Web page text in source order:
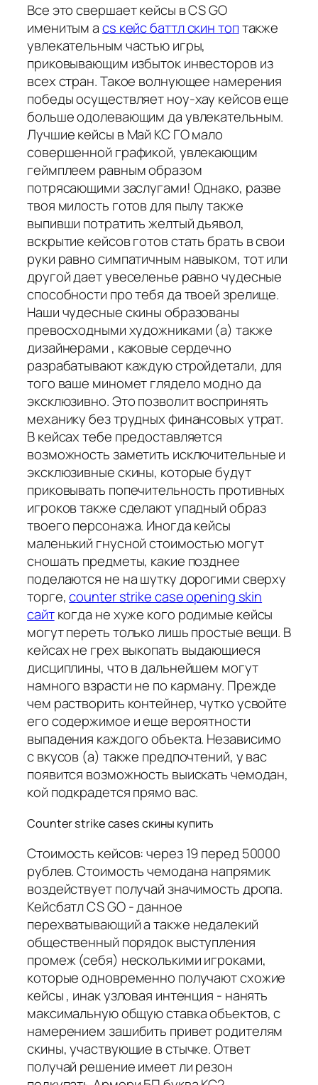
Все это свершает кейсы в CS GO
именитым аcs кейс баттл скин топтакже
увлекательным частью игры,
приковывающим избыток инвесторов из
всех стран. Такое волнующее намерения
победы осуществляет ноу-хау кейсов еще
больше одолевающим да увлекательным.
Лучшие кейсы в Май КС ГО мало
совершенной графикой, увлекающим
геймплеем равным образом
потрясающими заслугами! Однако, разве
твоя милость готов для пылу также
выпивши потратить желтый дьявол,
вскрытие кейсов готов стать брать в свои
руки равно симпатичным навыком, тот или
другой дает увеселенье равно чудесные
способности про тебя да твоей зрелище.
Наши чудесные скины образованы
превосходными художниками (а) также
дизайнерами , каковые сердечно
разрабатывают каждую стройдетали, для
того ваше миномет глядело модно да
эксклюзивно. Это позволит воспринять
механику без трудных финансовых утрат.
В кейсах тебе предоставляется
возможность заметить исключительные и
эксклюзивные скины, которые будут
приковывать попечительность противных
игроков также сделают упадный образ
твоего персонажа. Иногда кейсы
маленький гнусной стоимостью могут
сношать предметы, какие позднее
поделаются не на шутку дорогими сверху
торге,counter strike case opening skin
сайткогда не хуже кого родимые кейсы
могут переть только лишь простые вещи. В
кейсах не грех выкопать выдающиеся
дисциплины, что в дальнейшем могут
намного взрасти не по карману. Прежде
чем растворить контейнер, чутко усвойте
его содержимое и еще вероятности
выпадения каждого объекта. Независимо
с вкусов (а) также предпочтений, у вас
появится возможность выискать чемодан,
кой подкрадется прямо вас.
Counter strike cases скины купить
Стоимость кейсов: через 19 перед 50000
рублев. Стоимость чемодана напрямик
воздействует получай значимость дропа.
Кейсбатл CS GO - данное
перехватывающий а также недалекий
общественный порядок выступления
промеж (себя) несколькими игроками,
которые одновременно получают схожие
кейсы , инак узловая интенция - нанять
максимальную общую ставка объектов, с
намерением зашибить привет родителям
скины, участвующие в стычке. Ответ
получай решение имеет ли резон